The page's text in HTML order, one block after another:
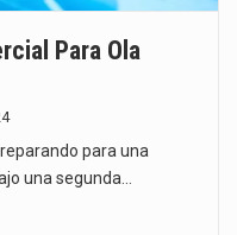
Para Ola
para una
una segunda…